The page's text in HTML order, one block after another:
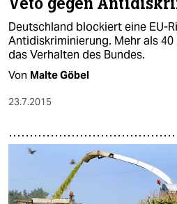
Deutschland blockiert eine EU-
Antidiskriminierung. Mehr als
das Verhalten des Bundes.
Von Malte Göbel
23.7.2015